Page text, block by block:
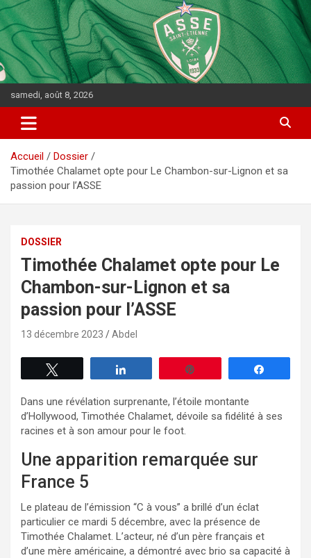
samedi, août 8, 2026
Accueil
Dossier
Timothée Chalamet opte pour Le Chambon-sur-Lignon et sa
passion pour l’ASSE
DOSSIER
Timothée Chalamet opte pour Le
Chambon-sur-Lignon et sa
passion pour l’ASSE
13 décembre 2023 Abdel
Dans une révélation surprenante, l’étoile montante
d’Hollywood, Timothée Chalamet, dévoile sa fidélité à ses
racines et à son amour pour le foot.
Une apparition remarquée sur
France 5
Le plateau de l’émission “C à vous” a brillé d’un éclat
particulier ce mardi 5 décembre, avec la présence de
Timothée Chalamet. L’acteur, né d’un père français et
d’une mère américaine, a démontré avec brio sa capacité à